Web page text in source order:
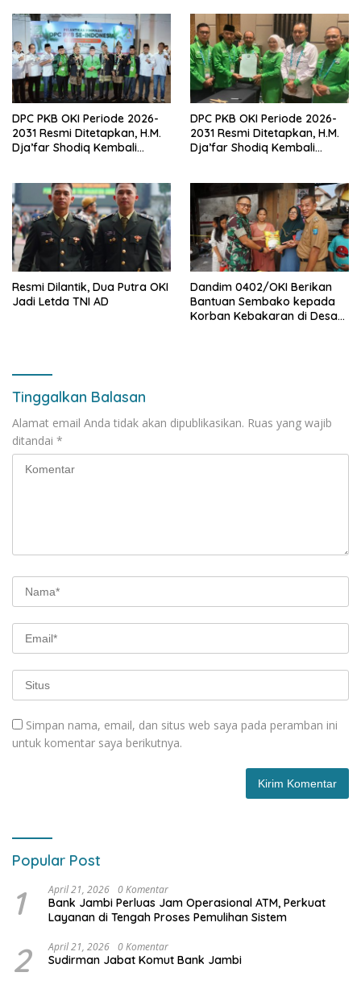
DPC PKB OKI Periode 2026-
2031 Resmi Ditetapkan, H.M.
Dja’far Shodiq Kembali
DPC PKB OKI Periode 2026-
2031 Resmi Ditetapkan, H.M.
Dja’far Shodiq Kembali
Resmi Dilantik, Dua Putra OKI
Jadi Letda TNI AD
Dandim 0402/OKI Berikan
Bantuan Sembako kepada
Korban Kebakaran di Desa
Tinggalkan Balasan
Alamat email Anda tidak akan dipublikasikan. Ruas yang wajib
ditandai *
Simpan nama, email, dan situs web saya pada peramban ini
untuk komentar saya berikutnya.
Popular Post
1 April 21, 2026 0 Komentar
Bank Jambi Perluas Jam Operasional ATM, Perkuat
Layanan di Tengah Proses Pemulihan Sistem
2 April 21, 2026 0 Komentar
Sudirman Jabat Komut Bank Jambi